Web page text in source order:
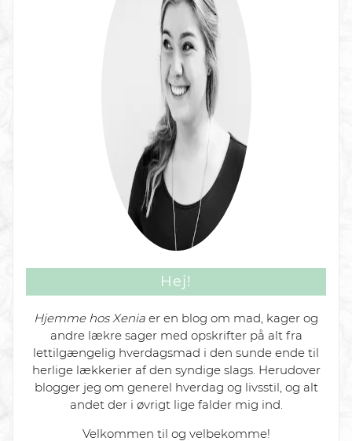
Hej!
Hjemme hos Xenia er en blog om mad, kager og
andre lækre sager med opskrifter på alt fra
lettilgængelig hverdagsmad i den sunde ende til
herlige lækkerier af den syndige slags. Herudover
blogger jeg om generel hverdag og livsstil, og alt
andet der i øvrigt lige falder mig ind.
Velkommen til og velbekomme!